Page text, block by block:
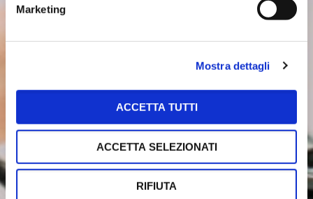
Marketing
Mostra dettagli
ACCETTA TUTTI
ACCETTA SELEZIONATI
RIFIUTA